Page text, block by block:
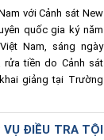
với Cảnh sát New
quốc gia ký năm
Nam, sáng ngày
rửa tiền do Cảnh sát
giảng tại Trường
VỤ ĐIỀU TRA TỘI